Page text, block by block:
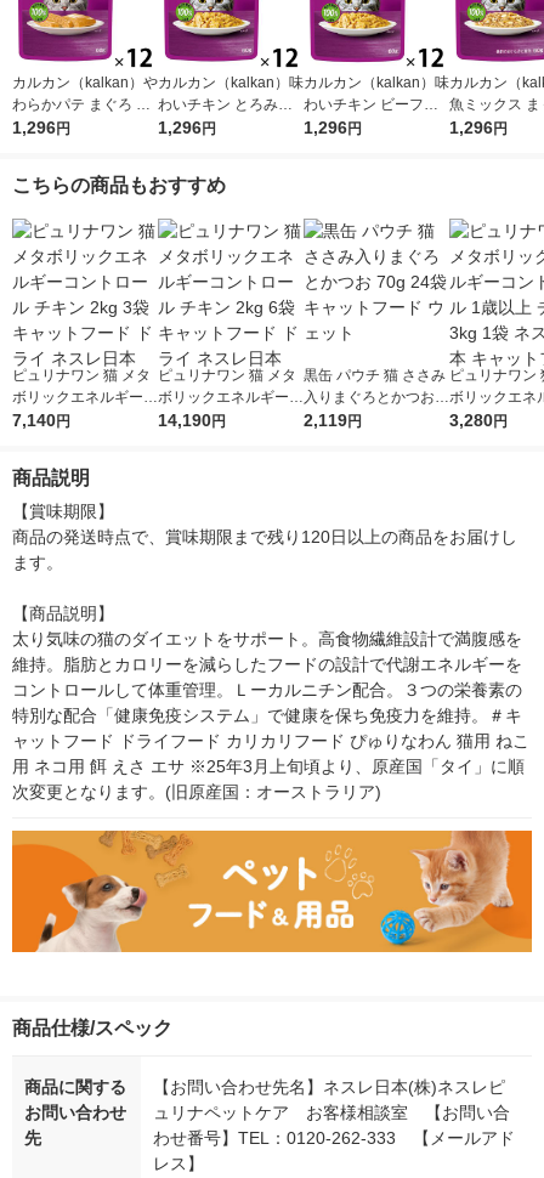
カルカン（kalkan）や
わらかパテ まぐろ た
い入り 着色料・発色
ト
1,296円
カルカン（kalkan）味
わいチキン とろみ仕
立て 60g 12袋 マース
1,296円
カルカン（kalkan）味
わいチキン ビーフ入
り とろみ仕立て 60g
1,296円
カルカン（
魚ミックス ま
かつお・たい
1,296円
こちらの商品もおすすめ
ピュリナワン 猫 メタ
ボリックエネルギーコ
ントロール チキン 2k
7,140円
ピュリナワン 猫 メタ
ボリックエネルギーコ
ントロール チキン 2k
14,190円
黒缶 パウチ 猫 ささみ
入りまぐろとかつお 7
0g 24袋 キャットフー
2,119円
ピュリナワン
ボリックエネ
ントロール 1
3,280円
商品説明
【賞味期限】
商品の発送時点で、賞味期限まで残り120日以上の商品をお届けし
ます。
【商品説明】
太り気味の猫のダイエットをサポート。高食物繊維設計で満腹感を
維持。脂肪とカロリーを減らしたフードの設計で代謝エネルギーを
コントロールして体重管理。Ｌーカルニチン配合。３つの栄養素の
特別な配合「健康免疫システム」で健康を保ち免疫力を維持。＃キ
ャットフード ドライフード カリカリフード ぴゅりなわん 猫用 ねこ
用 ネコ用 餌 えさ エサ ※25年3月上旬頃より、原産国「タイ」に順
次変更となります。(旧原産国：オーストラリア)
商品仕様/スペック
商品に関する
お問い合わせ
先
【お問い合わせ先名】ネスレ日本(株)ネスレピ
ュリナペットケア お客様相談室 【お問い合
わせ番号】TEL：0120-262-333 【メールアド
レス】